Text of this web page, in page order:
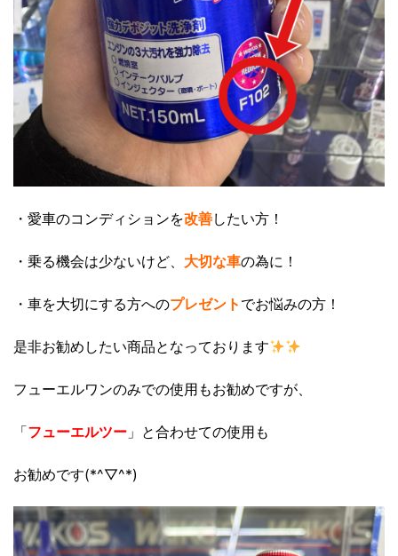
・愛車のコンディションを改善したい方！
・乗る機会は少ないけど、 大切な車の為に！
・車を大切にする方へのプレゼント でお悩みの方！
是非お勧めしたい商品となっております
フューエルワンのみでの使用もお勧めですが、
「フューエルツー 」と合わせての使用も
お勧めです(*^▽^*)